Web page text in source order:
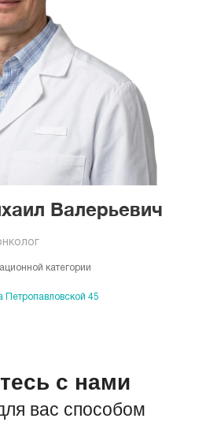
Валерьевич
категории
45
с нами
вас способом